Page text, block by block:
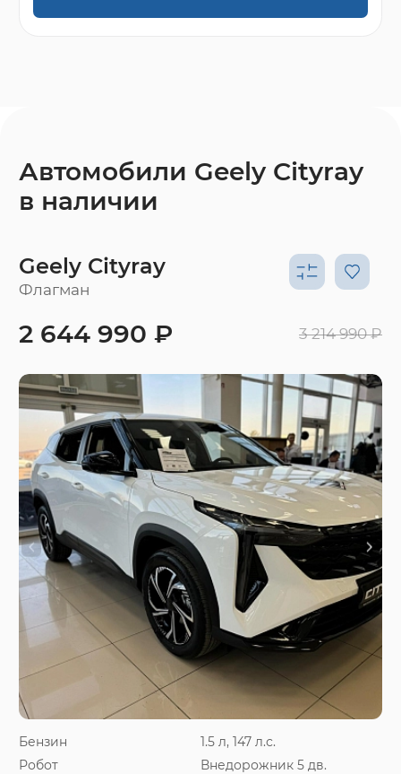
Автомобили Geely Cityray
в наличии
Geely Cityray
Флагман
Бензин
1.5 л, 147 л.с.
Робот
Внедорожник 5 дв.
2 644 990 ₽ 3 214 990 ₽